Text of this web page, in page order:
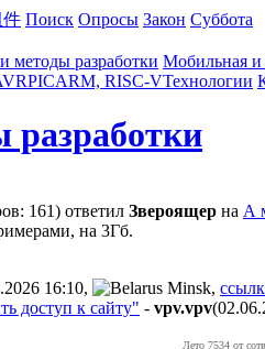
件 Поиск Опросы Закон Суббота
методы разработки Мобильная и
PICARM, RISC-VТехнологии
разработки
161) ответил Звepoящep на А
на 3Гб.
16:10, ,
доступ к сайту" - vpv.vpv
Лето 7534 от